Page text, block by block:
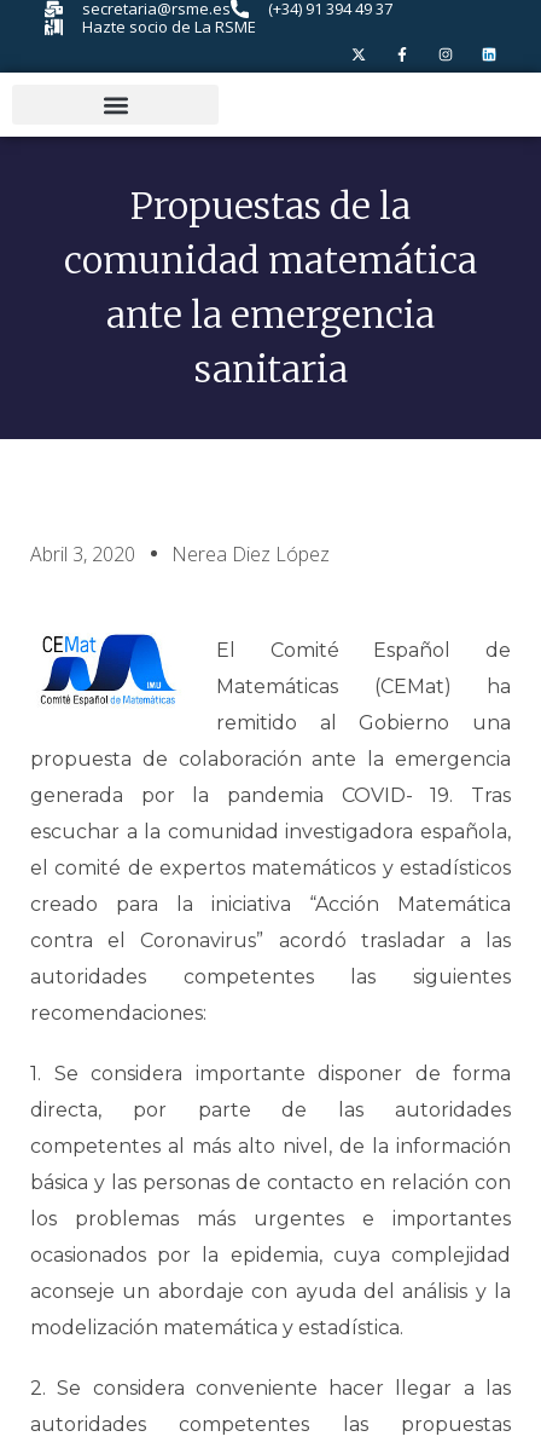
secretaria@rsme.es
(+34) 91 394 49 37
Hazte socio de La RSME
Propuestas de la
comunidad matemática
ante la emergencia
sanitaria
Abril 3, 2020 Nerea Diez López
El Comité Español de
Matemáticas (CEMat) ha
remitido al Gobierno una
propuesta de colaboración ante la emergencia
generada por la pandemia COVID- 19. Tras
escuchar a la comunidad investigadora española,
el comité de expertos matemáticos y estadísticos
creado para la iniciativa “Acción Matemática
contra el Coronavirus” acordó trasladar a las
autoridades competentes las siguientes
recomendaciones:
1. Se considera importante disponer de forma
directa, por parte de las autoridades
competentes al más alto nivel, de la información
básica y las personas de contacto en relación con
los problemas más urgentes e importantes
ocasionados por la epidemia, cuya complejidad
aconseje un abordaje con ayuda del análisis y la
modelización matemática y estadística.
2. Se considera conveniente hacer llegar a las
autoridades competentes las propuestas